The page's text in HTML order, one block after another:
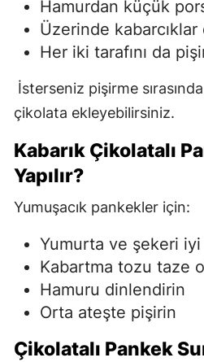
Hamurdan küçük
Üzerinde
Her iki tarafını da
İsterseniz pişirme
çikolata ekleyebilirsiniz.
Kabarık Çikolatalı
Yapılır?
Yumuşacık pankekler için:
Yumurta ve şekeri iyi
Kabartma tozu taze
Hamuru dinlendirin
Orta ateşte pişirin
Çikolatalı Pankek